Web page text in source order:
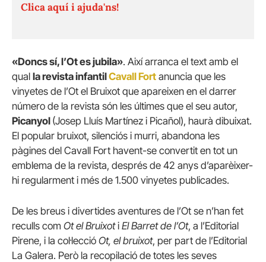
Clica aquí i ajuda'ns!
«Doncs sí, l’Ot es jubila». Així arranca el text amb el
qual la revista infantilCavall Fort anuncia que les
vinyetes de l’Ot el Bruixot que apareixen en el darrer
número de la revista són les últimes que el seu autor,
Picanyol (Josep Lluís Martínez i Picañol), haurà dibuixat.
El popular bruixot, silenciós i murri, abandona les
pàgines del Cavall Fort havent-se convertit en tot un
emblema de la revista, després de 42 anys d’aparèixer-
hi regularment i més de 1.500 vinyetes publicades.
De les breus i divertides aventures de l’Ot se n’han fet
reculls com Ot el Bruixoti El Barret de l’Ot, a l’Editorial
Pirene, i la col·lecció Ot, el bruixot, per part de l’Editorial
La Galera. Però la recopilació de totes les seves